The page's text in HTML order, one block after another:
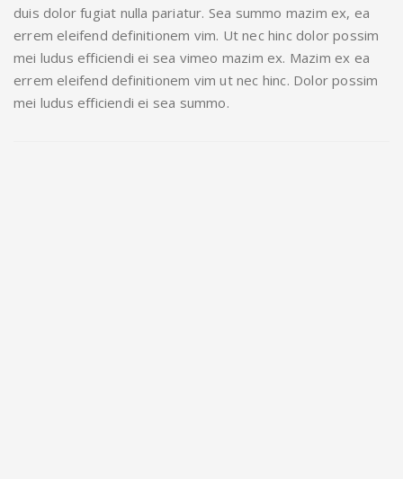
duis dolor fugiat nulla pariatur. Sea summo mazim ex, ea
errem eleifend definitionem vim. Ut nec hinc dolor possim
mei ludus efficiendi ei sea vimeo mazim ex. Mazim ex ea
errem eleifend definitionem vim ut nec hinc. Dolor possim
mei ludus efficiendi ei sea summo.